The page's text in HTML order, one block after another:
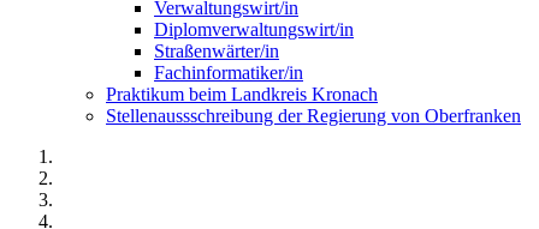
Verwaltungswirt/in
Diplomverwaltungswirt/in
Straßenwärter/in
Fachinformatiker/in
Praktikum beim Landkreis Kronach
Stellenaussschreibung der Regierung von Oberfranken